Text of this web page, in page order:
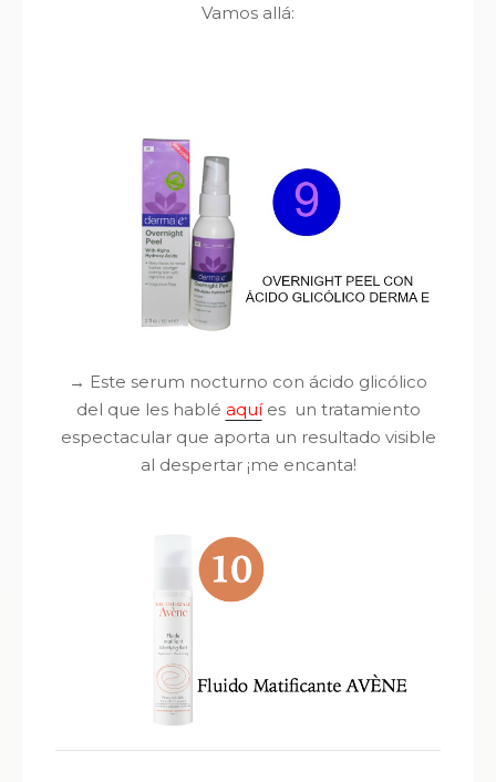
Vamos allá:
→ Este serum nocturno con ácido glicólico
del que les hablé aquíes un tratamiento
espectacular que aporta un resultado visible
al despertar ¡me encanta!